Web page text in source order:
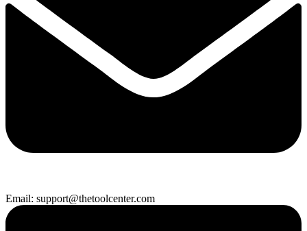
Email: support@thetoolcenter.com